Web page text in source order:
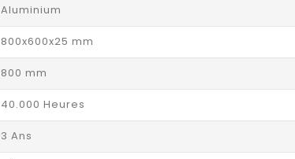
Aluminium
800x600x25 mm
800 mm
40.000 Heures
3 Ans